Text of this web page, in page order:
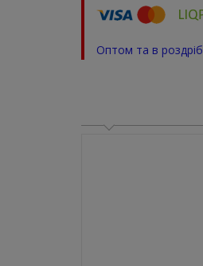
Оптом та в роздріб